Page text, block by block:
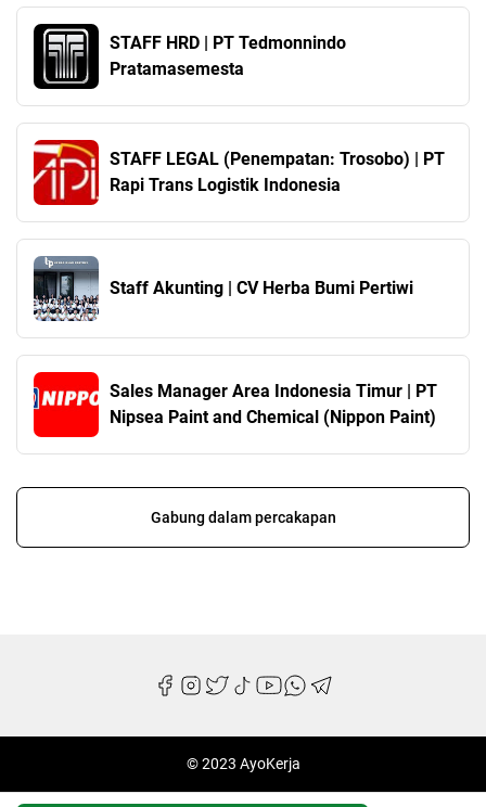
STAFF HRD | PT Tedmonnindo
Pratamasemesta
STAFF LEGAL (Penempatan: Trosobo) | PT
Rapi Trans Logistik Indonesia
Staff Akunting | CV Herba Bumi Pertiwi
Sales Manager Area Indonesia Timur | PT
Nipsea Paint and Chemical (Nippon Paint)
Gabung dalam percakapan
© 2023 AyoKerja